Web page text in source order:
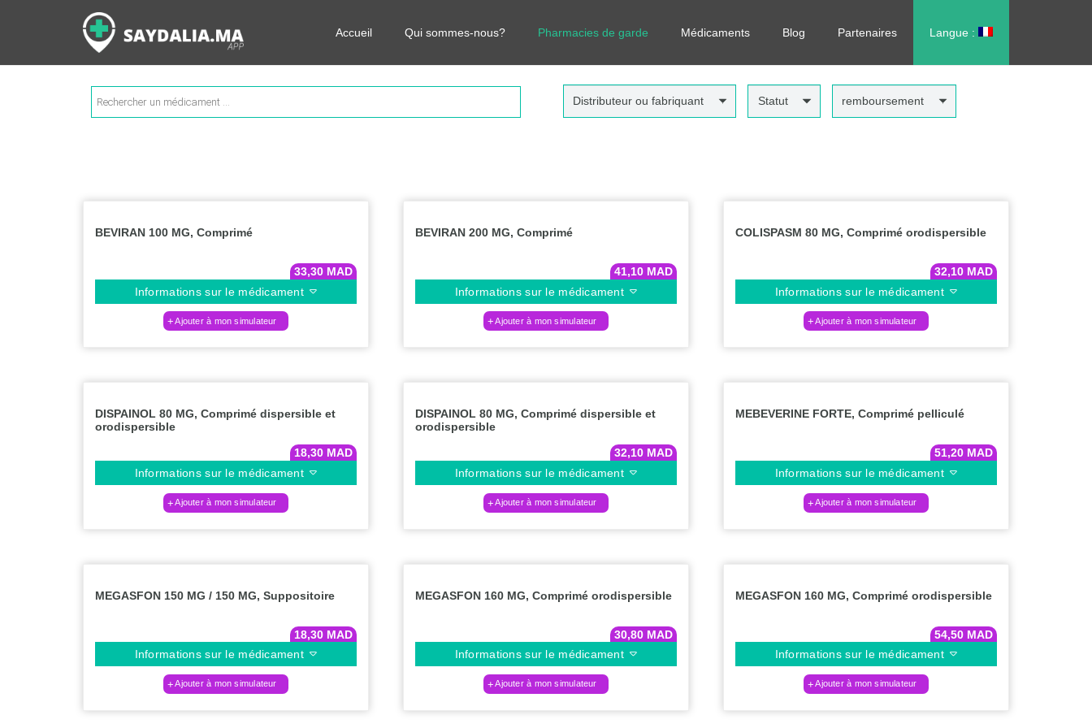
Accueil Qui sommes-nous? Pharmacies de garde Médicaments Blog Partenaires Langue :
Rechercher les informations sur vos médicaments, leurs prix et estimer ainsi le coût total de votre ordonnance, sans vous déplacer !
Recherche
de
produits
Distributeur ou fabriquant Statut remboursement
BEVIRAN 100 MG, Comprimé
33,30 MAD
Informations sur le médicament
Ajouter à mon simulateur
BEVIRAN 200 MG, Comprimé
41,10 MAD
Informations sur le médicament
Ajouter à mon simulateur
COLISPASM 80 MG, Comprimé orodispersible
32,10 MAD
Informations sur le médicament
Ajouter à mon simulateur
DISPAINOL 80 MG, Comprimé dispersible et
orodispersible
18,30 MAD
Informations sur le médicament
Ajouter à mon simulateur
DISPAINOL 80 MG, Comprimé dispersible et
orodispersible
32,10 MAD
Informations sur le médicament
Ajouter à mon simulateur
MEBEVERINE FORTE, Comprimé pelliculé
51,20 MAD
Informations sur le médicament
Ajouter à mon simulateur
MEGASFON 150 MG / 150 MG, Suppositoire
18,30 MAD
Informations sur le médicament
Ajouter à mon simulateur
MEGASFON 160 MG, Comprimé orodispersible
30,80 MAD
Informations sur le médicament
Ajouter à mon simulateur
MEGASFON 160 MG, Comprimé orodispersible
54,50 MAD
Informations sur le médicament
Ajouter à mon simulateur